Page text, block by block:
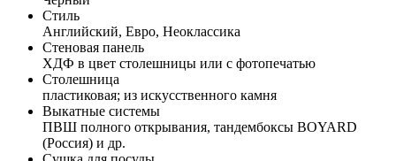
Стиль
Английский, Евро, Неоклассика
Стеновая панель
ХДФ в цвет столешницы или с фотопечатью
Столешница
пластиковая; из искусственного камня
Выкатные системы
ПВШ полного открывания, тандембоксы BOYARD
(Россия) и др.